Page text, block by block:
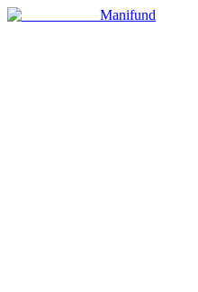
Manifund